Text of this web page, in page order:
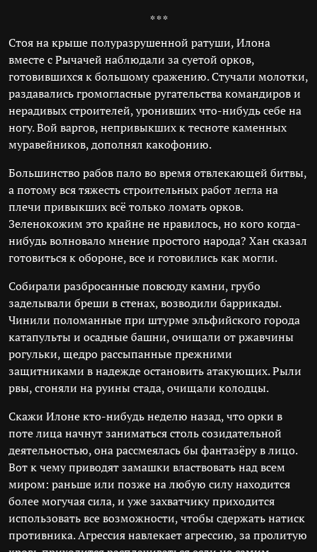
* * *
Стоя на крыше полуразрушенной ратуши, Илона
вместе с Рычачей наблюдали за суетой орков,
готовившихся к большому сражению. Стучали молотки,
раздавались громогласные ругательства командиров и
нерадивых строителей, уронивших что-нибудь себе на
ногу. Вой варгов, непривыкших к тесноте каменных
муравейников, дополнял какофонию.
Большинство рабов пало во время отвлекающей битвы,
а потому вся тяжесть строительных работ легла на
плечи привыкших всё только ломать орков.
Зеленокожим это крайне не нравилось, но кого когда-
нибудь волновало мнение простого народа? Хан сказал
готовиться к обороне, все и готовились как могли.
Собирали разбросанные повсюду камни, грубо
заделывали бреши в стенах, возводили баррикады.
Чинили поломанные при штурме эльфийского города
катапульты и осадные башни, очищали от ржавчины
рогульки, щедро рассыпанные прежними
защитниками в надежде остановить атакующих. Рыли
рвы, сгоняли на руины стада, очищали колодцы.
Скажи Илоне кто-нибудь неделю назад, что орки в
поте лица начнут заниматься столь созидательной
деятельностью, она рассмеялась бы фантазёру в лицо.
Вот к чему приводят замашки властвовать над всем
миром: раньше или позже на любую силу находится
более могучая сила, и уже захватчику приходится
использовать все возможности, чтобы сдержать натиск
противника. Агрессия навлекает агрессию, за пролитую